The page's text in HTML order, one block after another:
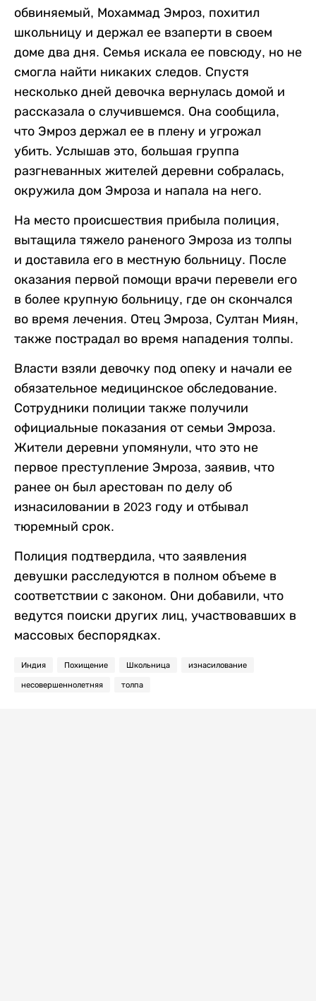
обвиняемый, Мохаммад Эмроз, похитил
школьницу и держал ее взаперти в своем
доме два дня. Семья искала ее повсюду, но не
смогла найти никаких следов. Спустя
несколько дней девочка вернулась домой и
рассказала о случившемся. Она сообщила,
что Эмроз держал ее в плену и угрожал
убить. Услышав это, большая группа
разгневанных жителей деревни собралась,
окружила дом Эмроза и напала на него.
На место происшествия прибыла полиция,
вытащила тяжело раненого Эмроза из толпы
и доставила его в местную больницу. После
оказания первой помощи врачи перевели его
в более крупную больницу, где он скончался
во время лечения. Отец Эмроза, Султан Миян,
также пострадал во время нападения толпы.
Власти взяли девочку под опеку и начали ее
обязательное медицинское обследование.
Сотрудники полиции также получили
официальные показания от семьи Эмроза.
Жители деревни упомянули, что это не
первое преступление Эмроза, заявив, что
ранее он был арестован по делу об
изнасиловании в 2023 году и отбывал
тюремный срок.
Полиция подтвердила, что заявления
девушки расследуются в полном объеме в
соответствии с законом. Они добавили, что
ведутся поиски других лиц, участвовавших в
массовых беспорядках.
Индия Похищение Школьница изнасилование
несовершеннолетняя толпа